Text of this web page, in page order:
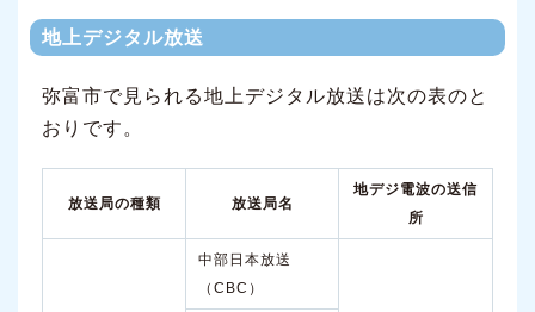
地上デジタル放送
弥富市で見られる地上デジタル放送は次の表のと
おりです。
放送局の種類 放送局名
地デジ電波の送信
所
中部日本放送
（CBC）